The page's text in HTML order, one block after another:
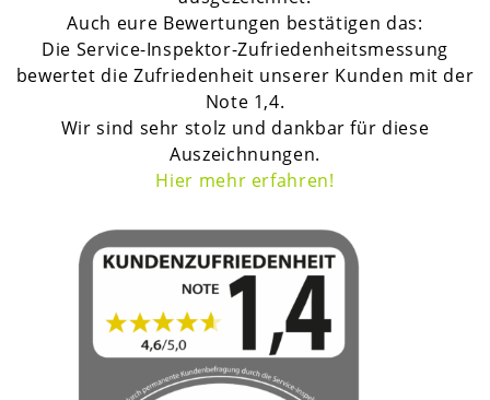
Auch eure Bewertungen bestätigen das:
Die Service-Inspektor-Zufriedenheitsmessung
bewertet die Zufriedenheit unserer Kunden mit der
Note 1,4.
Wir sind sehr stolz und dankbar für diese
Auszeichnungen.
Hier mehr erfahren!